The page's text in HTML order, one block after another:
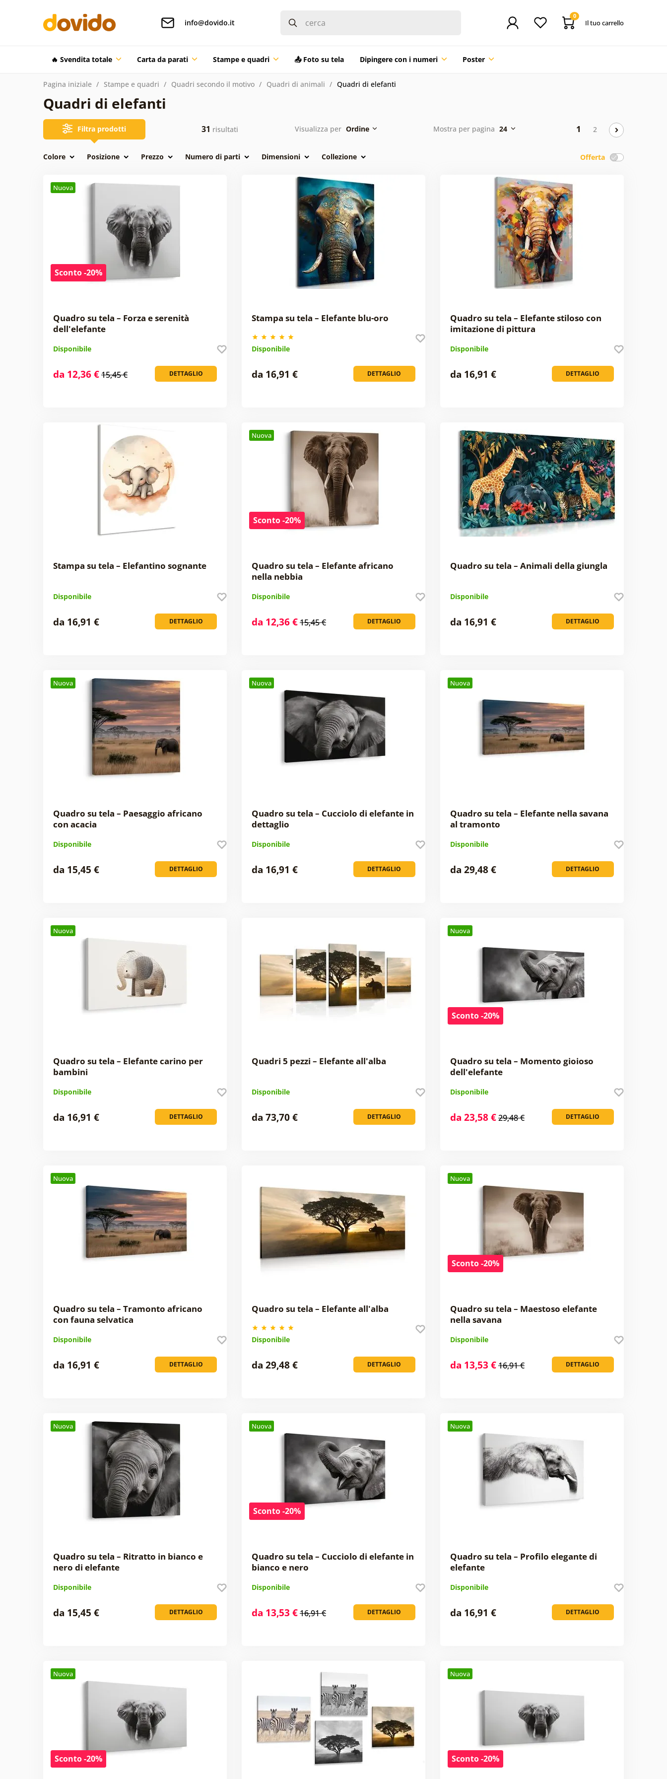
info@dovido.it
0
Il tuo carrello
🔥 Svendita totale Carta da parati Stampe e quadri 📤 Foto su tela Dipingere con i numeri Poster
Pagina iniziale Stampe e quadri Quadri secondo il motivo Quadri di animali Quadri di elefanti
Quadri di elefanti
Filtra prodotti 31 risultati Visualizza per Ordine Mostra per pagina 24 1 2
Offerta
Colore Posizione Prezzo Numero di parti Dimensioni Collezione
Nuova
Sconto -20%
Quadro su tela – Forza e serenità
dell'elefante
Disponibile
DETTAGLIO
da 12,36 €15,45 €
Stampa su tela – Elefante blu-oro
Disponibile
DETTAGLIO
da 16,91 €
Quadro su tela – Elefante stiloso con
imitazione di pittura
Disponibile
DETTAGLIO
da 16,91 €
Stampa su tela – Elefantino sognante
Disponibile
DETTAGLIO
da 16,91 €
Nuova
Sconto -20%
Quadro su tela – Elefante africano
nella nebbia
Disponibile
DETTAGLIO
da 12,36 €15,45 €
Quadro su tela – Animali della giungla
Disponibile
DETTAGLIO
da 16,91 €
Nuova
Quadro su tela – Paesaggio africano
con acacia
Disponibile
DETTAGLIO
da 15,45 €
Nuova
Quadro su tela – Cucciolo di elefante in
dettaglio
Disponibile
DETTAGLIO
da 16,91 €
Nuova
Quadro su tela – Elefante nella savana
al tramonto
Disponibile
DETTAGLIO
da 29,48 €
Nuova
Quadro su tela – Elefante carino per
bambini
Disponibile
DETTAGLIO
da 16,91 €
Quadri 5 pezzi – Elefante all'alba
Disponibile
DETTAGLIO
da 73,70 €
Nuova
Sconto -20%
Quadro su tela – Momento gioioso
dell'elefante
Disponibile
DETTAGLIO
da 23,58 €29,48 €
Nuova
Quadro su tela – Tramonto africano
con fauna selvatica
Disponibile
DETTAGLIO
da 16,91 €
Quadro su tela – Elefante all'alba
Disponibile
DETTAGLIO
da 29,48 €
Nuova
Sconto -20%
Quadro su tela – Maestoso elefante
nella savana
Disponibile
DETTAGLIO
da 13,53 €16,91 €
Nuova
Quadro su tela – Ritratto in bianco e
nero di elefante
Disponibile
DETTAGLIO
da 15,45 €
Nuova
Sconto -20%
Quadro su tela – Cucciolo di elefante in
bianco e nero
Disponibile
DETTAGLIO
da 13,53 €16,91 €
Nuova
Quadro su tela – Profilo elegante di
elefante
Disponibile
DETTAGLIO
da 16,91 €
Nuova
Sconto -20%
Nuova
Sconto -20%